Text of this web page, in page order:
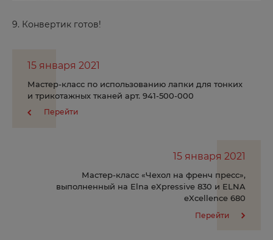
9. Конвертик готов!
15 января 2021
Мастер-класс по использованию лапки для тонких
и трикотажных тканей арт. 941-500-000
Перейти
15 января 2021
Мастер-класс «Чехол на френч пресс»,
выполненный на Elna eXpressive 830 и ELNA
eXcellence 680
Перейти
И
Ижевск
Избербаш
Иркутск